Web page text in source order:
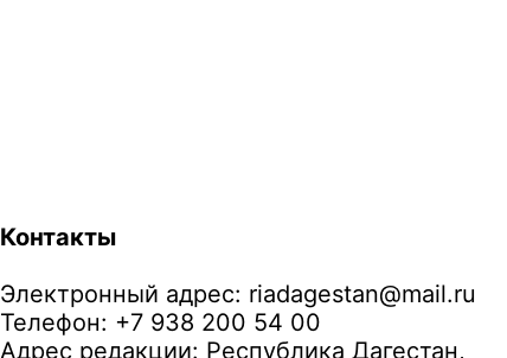
Контакты
Электронный адрес: riadagestan@mail.ru
Телефон: +7 938 200 54 00
Адрес редакции: Республика Дагестан,